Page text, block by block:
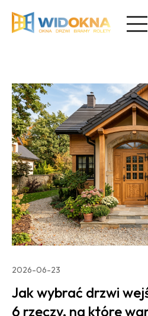
2026-06-23
Jak wybrać drzwi
6 rzeczy, na które